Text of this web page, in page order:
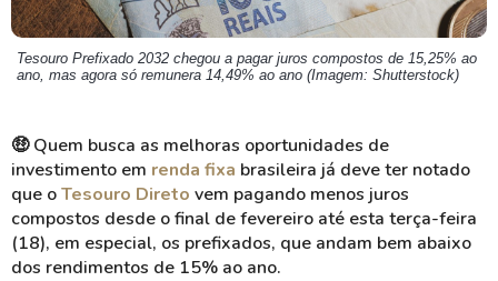
Tesouro Prefixado 2032 chegou a pagar juros compostos de 15,25% ao
ano, mas agora só remunera 14,49% ao ano (Imagem: Shutterstock)
🤑 Quem busca as melhoras oportunidades de
investimento em renda fixa brasileira já deve ter notado
que oTesouro Direto vem pagando menos juros
compostos desde o final de fevereiro até esta terça-feira
(18), em especial, os prefixados, que andam bem abaixo
dos rendimentos de 15% ao ano.